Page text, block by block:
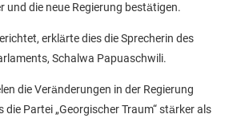
und die neue Regierung bestätigen.
erklärte dies die Sprecherin des
Schalwa Papuaschwili.
die Veränderungen in der Regierung
die Partei „Georgischer Traum“ stärker als